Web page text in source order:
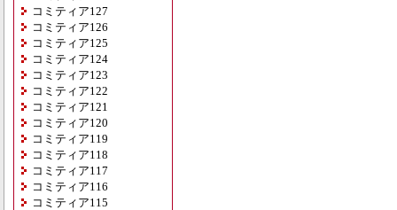
コミティア127
コミティア126
コミティア125
コミティア124
コミティア123
コミティア122
コミティア121
コミティア120
コミティア119
コミティア118
コミティア117
コミティア116
コミティア115